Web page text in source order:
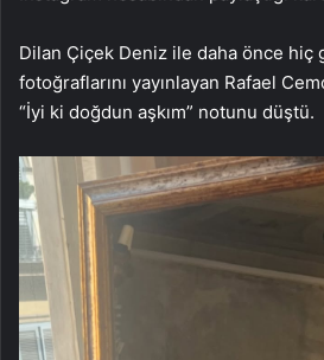
Dilan Çiçek Deniz ile daha önce hiç
fotoğraflarını yayınlayan Rafael
“İyi ki doğdun aşkım” notunu düştü.